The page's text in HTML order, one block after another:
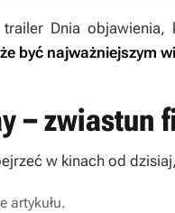
trailer Dnia objawienia,
być najważniejszym
– zwiastun
w kinach od dzisiaj,
artykułu.